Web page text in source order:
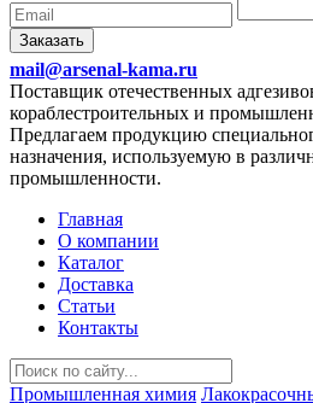
Заказать
mail@arsenal-kama.ru
Поставщик отечественных
кораблестроительных и
Предлагаем продукцию
назначения, используемую в
промышленности.
Главная
О компании
Каталог
Доставка
Статьи
Контакты
Промышленная химия